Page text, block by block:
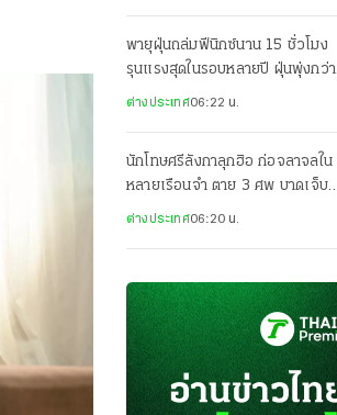
พายุฝุ่นถล่มฟีนิกซ์นาน 15 ชั่วโมง
รุนแรงสุดในรอบหลายปี ฝุ่นพุ่งกว่า
6,000 ไมโครกรัม/ลบ.ม.
ต่างประเทศ06:22 น.
นักโทษศรีลังกาลุกฮิอ ก่อจลาจลใน
หลายเรือนจำ ตาย 3 ศพ บาดเจ็บ
23 ราย คาดเอี่ยวแก๊งค้ายา
ต่างประเทศ06:20 น.